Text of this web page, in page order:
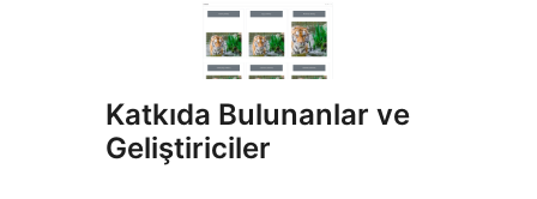
Katkıda Bulunanlar ve
Geliştiriciler